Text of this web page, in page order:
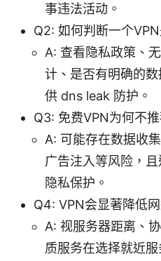
事违法活动。
Q2: 如何判断一个
A: 查看隐私政策、
计、是否有明确的
供 dns leak 防护。
Q3: 免费VPN为何不推
A: 可能存在数据收
广告注入等风险，
隐私保护。
Q4: VPN会显著降低
A: 视服务器距离、
质服务在选择就近